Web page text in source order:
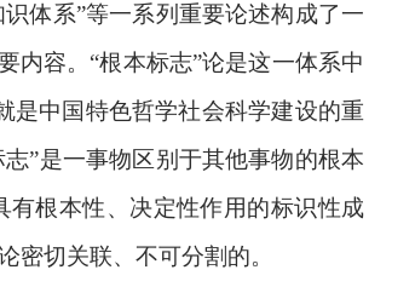
体系”等一系列重要论述构成了一
内容。“根本标志”论是这一体系中
是中国特色哲学社会科学建设的重
”是一事物区别于其他事物的根本
有根本性、决定性作用的标识性成
密切关联、不可分割的。